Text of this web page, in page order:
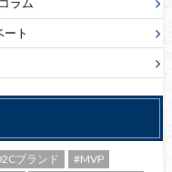
ラム
ト
ブランド
#MVP